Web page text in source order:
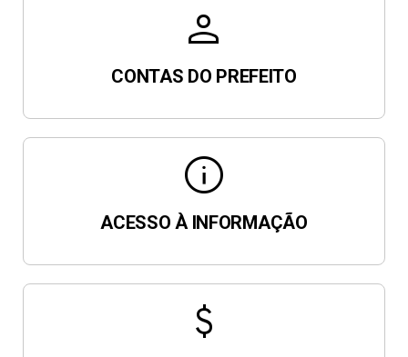
person
CONTAS DO PREFEITO
info
ACESSO À INFORMAÇÃO
attach_money